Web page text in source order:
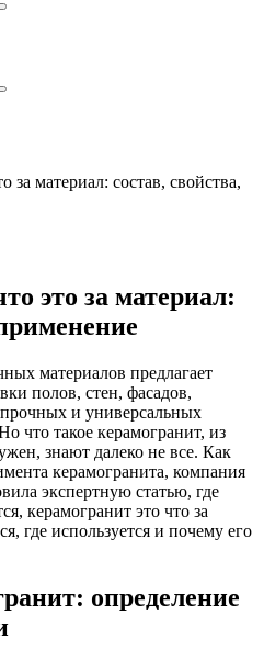
материал: состав, свойства,
это за материал:
материалов предлагает
полов, стен, фасадов,
и универсальных
что такое керамогранит, из
знают далеко не все. Как
керамогранита, компания
экспертную статью, где
керамогранит это что за
где используется и почему его
определение